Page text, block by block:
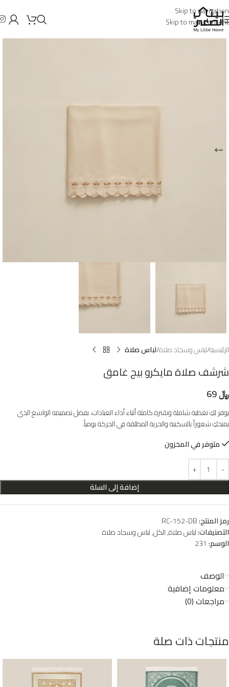
Skip to navigation
Skip to main content
الرئيسية لباس وسجاد صلاة لباس صلاة
شرشف صلاة مايكرو بيج غامق
﷼
يوفر لكِ تغطية شاملة وسُترة كاملة أثناء أداء العبادات، بفضل تصميمه الواسع الذي
يمنحكِ شعوراً بالسكينة والحرية المطلقة في الحركة يومياً.
متوفر في المخزون
إضافة إلى السلة
رمز المنتج:RC-152-DB
التصنيفات:لباس صلاة,الكل,لباس وسجاد صلاة
الوسم: 231
الوصف
معلومات إضافية
مراجعات (0)
منتجات ذات صلة